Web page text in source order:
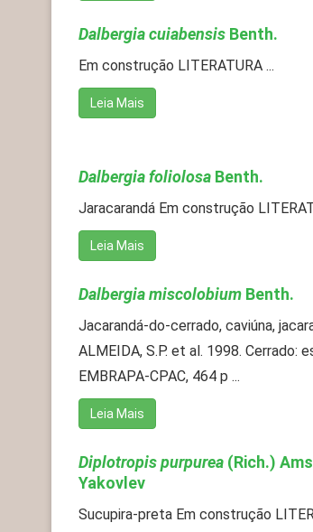
Dalbergia cuiabensis Benth.
Em construção LITERATURA ...
Leia Mais
Dalbergia foliolosa Benth.
Jaracarandá Em construção
Leia Mais
Dalbergia miscolobium Benth.
Jacarandá-do-cerrado, caviúna,
ALMEIDA, S.P. et al. 1998. Cerrado:
EMBRAPA-CPAC, 464 p ...
Leia Mais
Diplotropis purpurea (Rich.)
Yakovlev
Sucupira-preta Em construção